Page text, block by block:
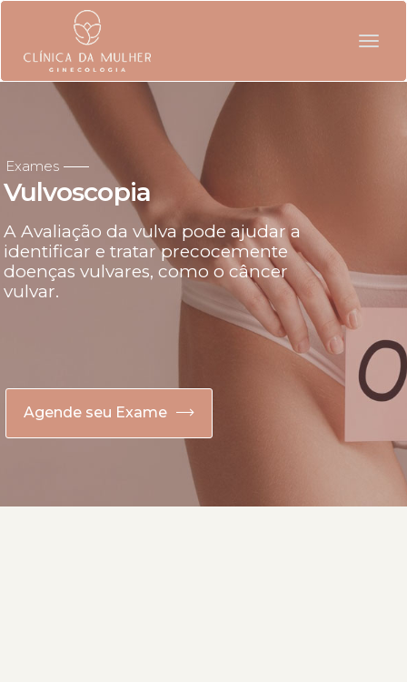
Vulvoscopia
Agende seu Exame
A Avaliação da vulva pode ajudar a
identificar e tratar precocemente
doenças vulvares, como o câncer
vulvar.
Exames